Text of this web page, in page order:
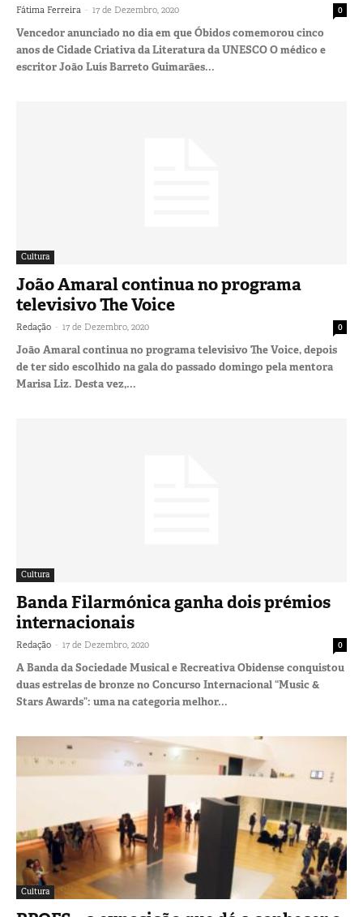
Fátima Ferreira - 17 de Dezembro, 2020 0
Vencedor anunciado no dia em que Óbidos comemorou cinco
anos de Cidade Criativa da Literatura da UNESCO O médico e
escritor João Luís Barreto Guimarães...
Cultura
João Amaral continua no programa
televisivo The Voice
Redação - 17 de Dezembro, 2020 0
João Amaral continua no programa televisivo The Voice, depois
de ter sido escolhido na gala do passado domingo pela mentora
Marisa Liz. Desta vez,...
Cultura
Banda Filarmónica ganha dois prémios
internacionais
Redação - 17 de Dezembro, 2020 0
A Banda da Sociedade Musical e Recreativa Obidense conquistou
duas estrelas de bronze no Concurso Internacional “Music &
Stars Awards”: uma na categoria melhor...
Cultura